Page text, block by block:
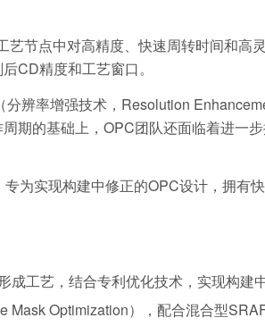
节点中对高精度、快速周转时间和高
CD精度和工艺窗口。
辨率增强技术，Resolution
的基础上，OPC团队还面临着进一
实现构建中修正的OPC设计，拥有快
工艺，结合专利优化技术，实现构建
Optimization），配合混合型